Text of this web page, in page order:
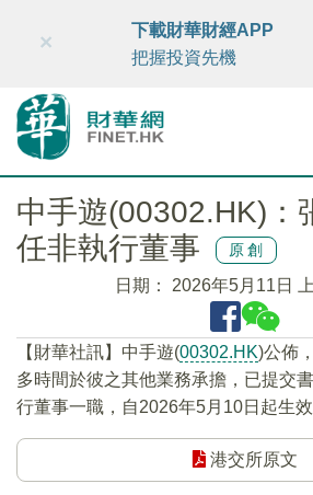
財華智庫網 FINTV FINMETA
×
下載財華財經APP
把握投資先機
中手遊(00302.HK)：
任非執行董事
原創
日期： 2026年5月11日
​【財華社訊】中手遊(00302.HK)公佈
多時間於彼之其他業務承擔，已提交
行董事一職，自2026年5月10日起生效
港交所原文